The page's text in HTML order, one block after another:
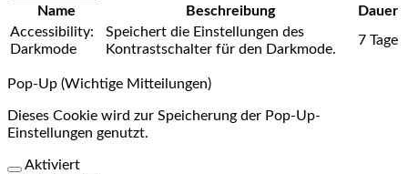
Name Beschreibung
Dauer
Accessibility:
Darkmode
Speichert die Einstellungen des
Kontrastschalter für den Darkmode.
7 Tage
Pop-Up (Wichtige Mitteilungen)
Dieses Cookie wird zur Speicherung der Pop-Up-
Einstellungen genutzt.
Aktiviert